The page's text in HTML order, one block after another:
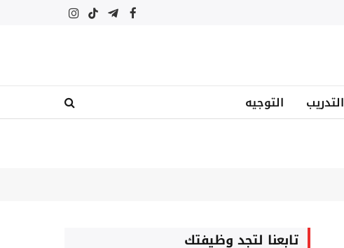
فيسبوكتيلقرامتيكتوكالانستغرام
التدريب التوجيه
تابعنا لتجد وظيفتك